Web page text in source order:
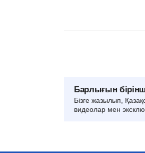
Барлығын
Бізге жазылып,
видеолар мен